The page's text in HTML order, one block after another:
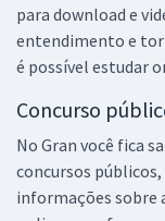
para download e
entendimento e
é possível estudar
Concurso
No Gran você fica
concursos
informações sobre